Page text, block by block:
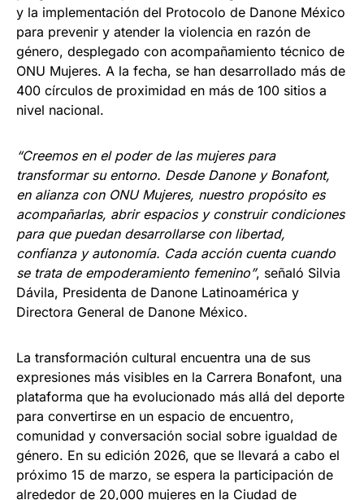
y la implementación del Protocolo de Danone México
para prevenir y atender la violencia en razón de
género, desplegado con acompañamiento técnico de
ONU Mujeres. A la fecha, se han desarrollado más de
400 círculos de proximidad en más de 100 sitios a
nivel nacional.
“Creemos en el poder de las mujeres para
transformar su entorno. Desde Danone y Bonafont,
en alianza con ONU Mujeres, nuestro propósito es
acompañarlas, abrir espacios y construir condiciones
para que puedan desarrollarse con libertad,
confianza y autonomía. Cada acción cuenta cuando
se trata de empoderamiento femenino”, señaló Silvia
Dávila, Presidenta de Danone Latinoamérica y
Directora General de Danone México.
La transformación cultural encuentra una de sus
expresiones más visibles en la Carrera Bonafont, una
plataforma que ha evolucionado más allá del deporte
para convertirse en un espacio de encuentro,
comunidad y conversación social sobre igualdad de
género. En su edición 2026, que se llevará a cabo el
próximo 15 de marzo, se espera la participación de
alrededor de 20,000 mujeres en la Ciudad de